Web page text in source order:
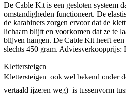
De Cable Kit is een gesloten systeem
omstandigheden functioneert. De
de karabiners zorgen ervoor dat de
lichaam blijft en voorkomen dat ze te
blijven hangen. De Cable Kit heeft
slechts 450 gram. Adviesverkoopprijs:
Klettersteigen
Klettersteigen  ook wel bekend onder
vertaald ijzeren weg)  is tussenvorm